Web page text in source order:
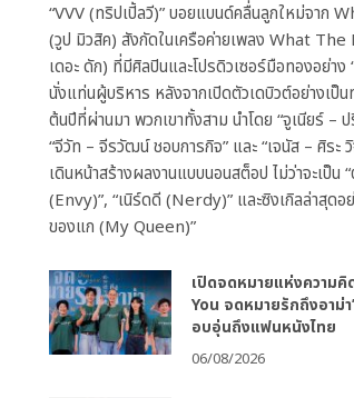
“VVV (ทริปเปิ้ลวี)” บอยแบนด์คลื่นลูกใหม่จาก
(วูป มิวสิค) สังกัดในเครือค่ายเพลง What The
เดอะ ดัก) ที่มีศิลปินและโปรดิวเซอร์มือทองอย่าง
นั่งแท่นผู้บริหาร หลังจากเปิดตัวเดบิวต์อย่างเป็น
ต้นปีที่ผ่านมา พวกเขาทั้งสาม นำโดย “จูเนียร์ – ป
“จีวัท – จีรวัฒน์ ชอบการกิจ” และ “เจนัส – ศิระ
เดินหน้าสร้างผลงานแบบนอนสต็อป ไม่ว่าจะเป็น
(Envy)”, “เนิร์ดดี (Nerdy)” และซิงเกิลล่าสุดอย่
ของแก (My Queen)”
เปิดจดหมายแห่งความคิ
You จดหมายรักถึงอาม่า
อบอุ่นถึงแฟนหนังไทย
06/08/2026